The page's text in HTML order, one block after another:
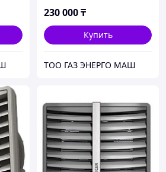
230 000₸
Купить
ТОО ГАЗ ЭНЕРГО МАШ